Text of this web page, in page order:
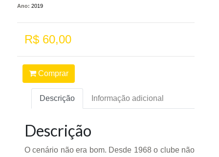
Ano: 2019
R$ 60,00
Comprar
Descrição Informação adicional
Descrição
O cenário não era bom. Desde 1968 o clube não